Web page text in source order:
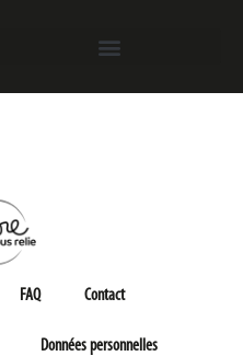
FAQ Contact
Données personnelles